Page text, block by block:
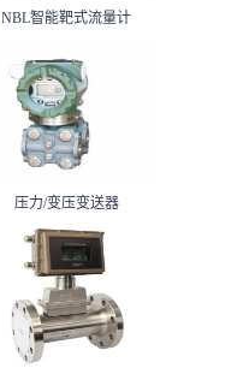
NBL智能靶式流量计
压力/变压变送器